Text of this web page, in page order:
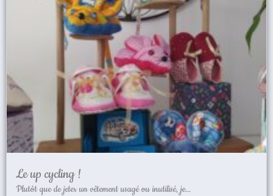
Le up cycling !
Plutôt que de jeter un vêtement usagé ou inutilisé, je...